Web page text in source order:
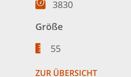
3830
Größe
55
ZUR ÜBERSICHT